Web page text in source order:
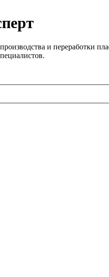
и переработки